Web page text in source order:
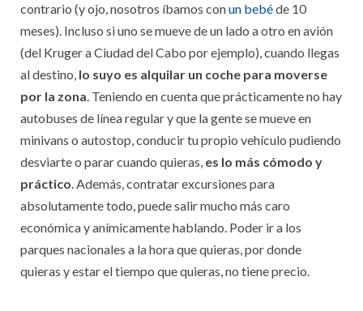
contrario (y ojo, nosotros íbamos conun bebéde 10
meses). Incluso si uno se mueve de un lado a otro en avión
(del Kruger a Ciudad del Cabo por ejemplo), cuando llegas
al destino, lo suyo es alquilar un coche para moverse
por la zona. Teniendo en cuenta que prácticamente no hay
autobuses de línea regular y que la gente se mueve en
minivans o autostop, conducir tu propio vehículo pudiendo
desviarte o parar cuando quieras, es lo más cómodo y
práctico. Además, contratar excursiones para
absolutamente todo, puede salir mucho más caro
económica y anímicamente hablando. Poder ir a los
parques nacionales a la hora que quieras, por donde
quieras y estar el tiempo que quieras, no tiene precio.